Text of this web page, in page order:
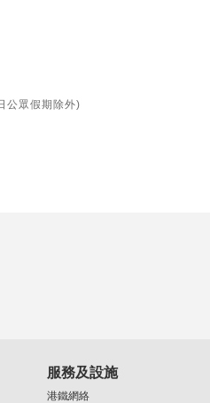
公眾假期除外)
服務及設施
港鐵網絡